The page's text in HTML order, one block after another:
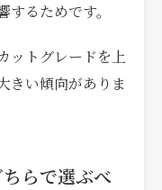
るためです。
ットグレードを上
きい傾向がありま
らで選ぶべ